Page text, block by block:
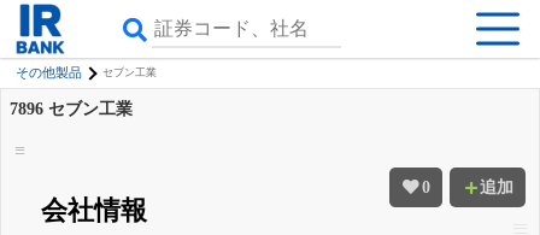
その他製品 セブン工業
0 追加
7896 セブン工業
会社情報